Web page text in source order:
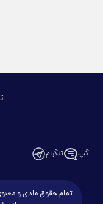
گپ تلگرام
تمام حقوق مادی و